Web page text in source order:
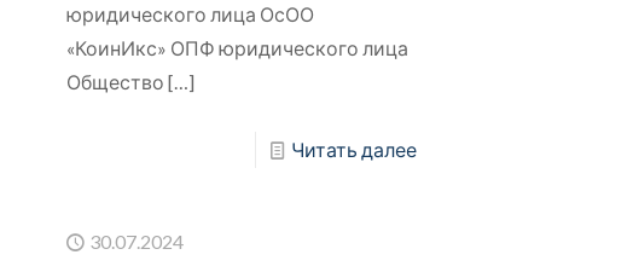
юридического лица ОсОО
«КоинИкс» ОПФ юридического лица
Общество […]
Читать далее
30.07.2024